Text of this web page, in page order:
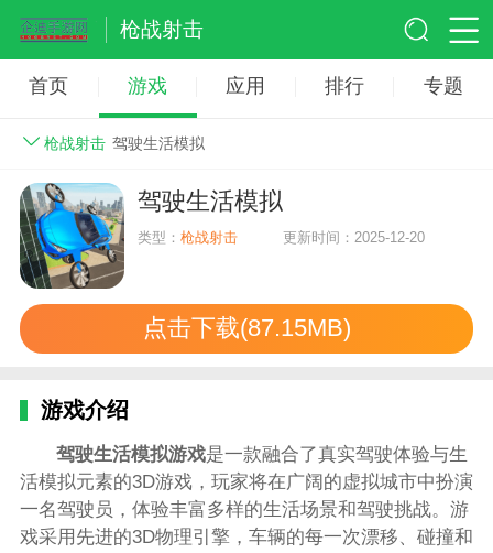
枪战射击
首页 游戏 应用 排行 专题
枪战射击 驾驶生活模拟
驾驶生活模拟
类型：枪战射击 更新时间：2025-12-20
点击下载(87.15MB)
游戏介绍
驾驶生活模拟游戏是一款融合了真实驾驶体验与生
活模拟元素的3D游戏，玩家将在广阔的虚拟城市中扮演
一名驾驶员，体验丰富多样的生活场景和驾驶挑战。游
戏采用先进的3D物理引擎，车辆的每一次漂移、碰撞和